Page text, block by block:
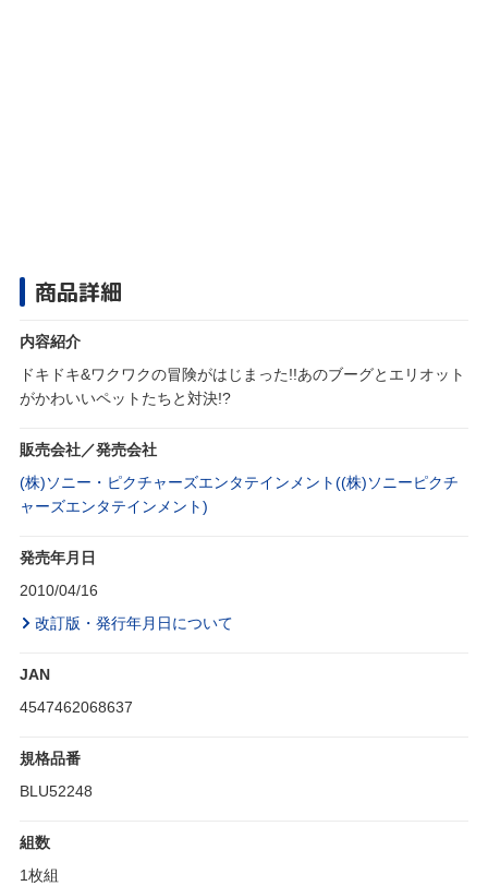
商品詳細
内容紹介
ドキドキ&ワクワクの冒険がはじまった!!あのブーグとエリオット
がかわいいペットたちと対決!?
販売会社／発売会社
(株)ソニー・ピクチャーズエンタテインメント((株)ソニーピクチ
ャーズエンタテインメント)
発売年月日
2010/04/16
改訂版・発行年月日について
JAN
4547462068637
規格品番
BLU52248
組数
1枚組